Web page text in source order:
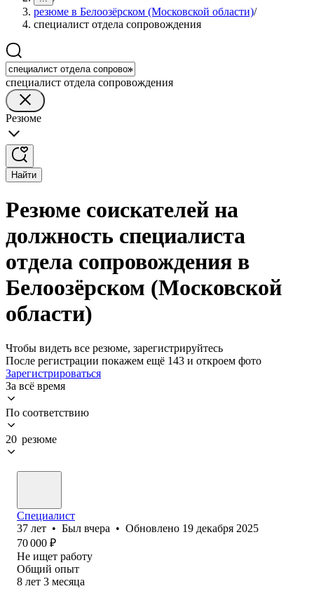
резюме в Белоозёрском (Московской области)/
специалист отдела сопровождения
специалист отдела сопровождения
Резюме
Найти
Резюме соискателей на
должность специалиста
отдела сопровождения в
Белоозёрском (Московской
области)
Чтобы видеть все резюме, зарегистрируйтесь
После регистрации покажем ещё 143 и откроем фото
Зарегистрироваться
За всё время
По соответствию
20 резюме
Специалист
37 лет • Был вчера • Обновлено 19 декабря 2025
70 000 ₽
Не ищет работу
Общий опыт
8 лет 3 месяца